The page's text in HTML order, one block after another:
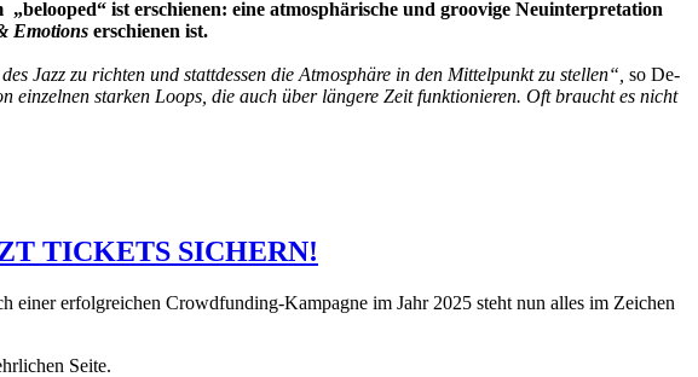
ist erschienen: eine atmosphärische und groovige Neuinterpretation
Emotions erschienen ist.
Jazz zu richten und stattdessen die Atmosphäre in den Mittelpunkt zu stellen“, so De-
einzelnen starken Loops, die auch über längere Zeit funktionieren. Oft braucht es nicht
TICKETS SICHERN!
einer erfolgreichen Crowdfunding-Kampagne im Jahr 2025 steht nun alles im Zeichen
Seite.